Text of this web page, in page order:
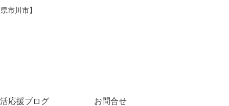
市川市】
応援ブログ
お問合せ